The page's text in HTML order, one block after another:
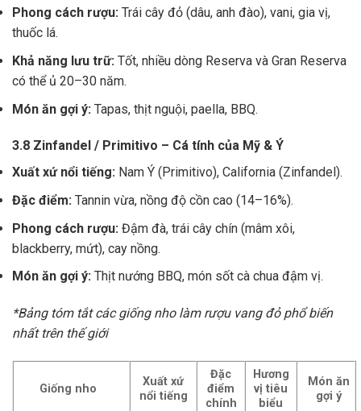
Phong cách rượu: Trái cây đỏ (dâu, anh đào), vani, gia vị,
thuốc lá.
Khả năng lưu trữ: Tốt, nhiều dòng Reserva và Gran Reserva
có thể ủ 20–30 năm.
Món ăn gợi ý: Tapas, thịt nguội, paella, BBQ.
3.8 Zinfandel / Primitivo – Cá tính của Mỹ & Ý
Xuất xứ nổi tiếng: Nam Ý (Primitivo), California (Zinfandel).
Đặc điểm: Tannin vừa, nồng độ cồn cao (14–16%).
Phong cách rượu: Đậm đà, trái cây chín (mâm xôi,
blackberry, mứt), cay nồng.
Món ăn gợi ý: Thịt nướng BBQ, món sốt cà chua đậm vị.
*Bảng tóm tắt các giống nho làm rượu vang đỏ phổ biến
nhất trên thế giới
Giống nho
Xuất xứ
nổi tiếng
Đặc
điểm
chính
Hương
vị tiêu
biểu
Món ăn
gợi ý